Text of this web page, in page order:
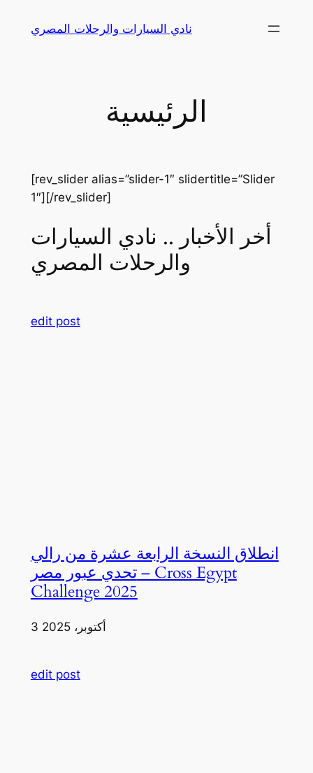
نادي السيارات والرحلات المصري
الرئيسية
[rev_slider alias=”slider-1″ slidertitle=”Slider
1″][/rev_slider]
أخر الأخبار .. نادي السيارات
والرحلات المصري
edit post
انطلاق النسخة الرابعة عشرة من رالي
تحدي عبور مصر – Cross Egypt
Challenge 2025
3 أكتوبر، 2025
edit post